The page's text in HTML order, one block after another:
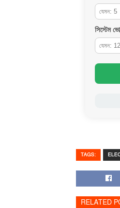
সিস্টেম
TAGS:
RELATED